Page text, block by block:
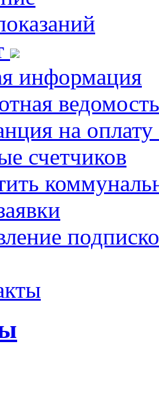
информация
ведомость
на
счетчиков